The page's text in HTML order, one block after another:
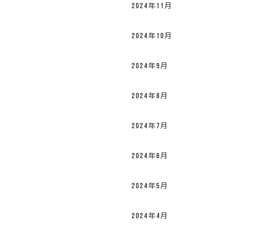
2024年11月
2024年10月
2024年9月
2024年8月
2024年7月
2024年6月
2024年5月
2024年4月